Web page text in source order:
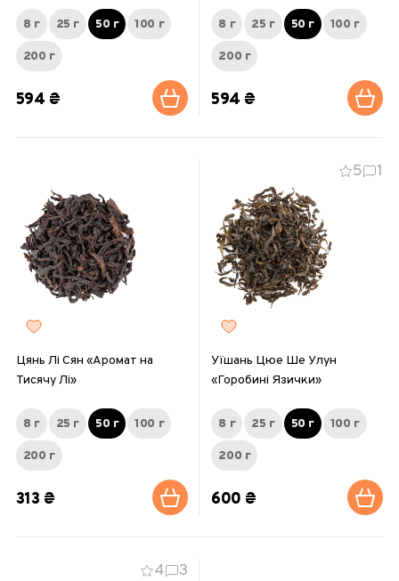
8 г 25 г 50 г 100 г
200 г
594 ₴
8 г 25 г 50 г 100 г
200 г
594 ₴
Цянь Лі Сян «Аромат на
Тисячу Лі»
8 г 25 г 50 г 100 г
200 г
313 ₴
5 1
Уїшань Цюе Ше Улун
«Горобині Язички»
8 г 25 г 50 г 100 г
200 г
600 ₴
4 3